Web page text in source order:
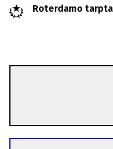
Roterdamo